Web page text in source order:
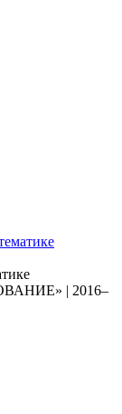
| 2016–